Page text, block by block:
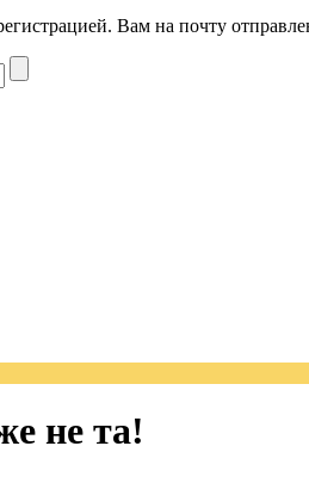
Вам на почту
не та!